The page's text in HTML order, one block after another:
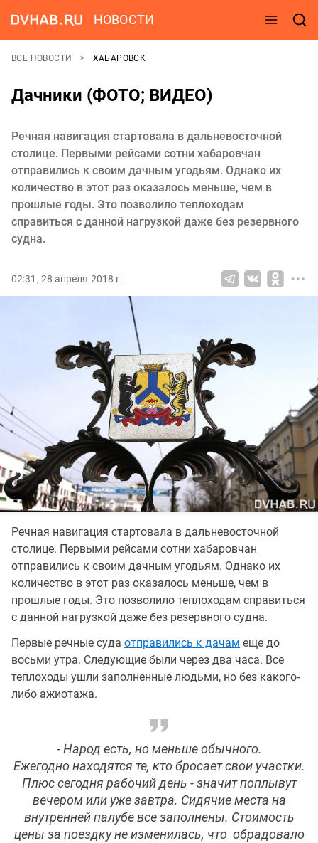
НОВОСТИ
ВСЕ НОВОСТИ ХАБАРОВСК
Дачники (ФОТО; ВИДЕО)
Речная навигация стартовала в дальневосточной
столице. Первыми рейсами сотни хабаровчан
отправились к своим дачным угодьям. Однако их
количество в этот раз оказалось меньше, чем в
прошлые годы. Это позволило теплоходам
справиться с данной нагрузкой даже без резервного
судна.
02:31, 28 апреля 2018 г.
Речная навигация стартовала в дальневосточной
столице. Первыми рейсами сотни хабаровчан
отправились к своим дачным угодьям. Однако их
количество в этот раз оказалось меньше, чем в
прошлые годы. Это позволило теплоходам справиться
с данной нагрузкой даже без резервного судна.
Первые речные суда отправились к дачам еще до
восьми утра. Следующие были через два часа. Все
теплоходы ушли заполненные людьми, но без какого-
либо ажиотажа.
- Народ есть, но меньше обычного.
Ежегодно находятся те, кто бросает свои участки.
Плюс сегодня рабочий день - значит поплывут
вечером или уже завтра. Сидячие места на
внутренней палубе все заполнены. Стоимость
цены за поездку не изменилась, что обрадовало